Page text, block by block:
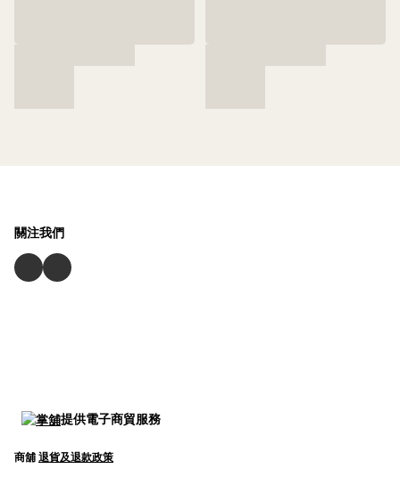
關注我們
提供電子商貿服務
商舖 退貨及退款政策